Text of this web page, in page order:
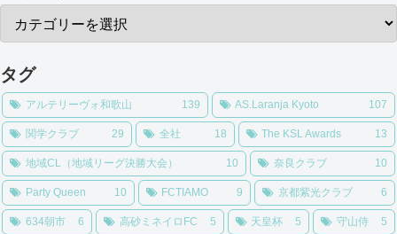
タグ
アルテリーヴォ和歌山 139 AS.Laranja Kyoto 107
関学クラブ 29 全社 18 The KSL Awards 13
地域CL（地域リーグ決勝大会） 10 奈良クラブ 10
Party Queen 10 FCTIAMO 9 京都紫光クラブ 6
634朝市 6 高砂ミネイロFC 5 天皇杯 5 守山侍 5